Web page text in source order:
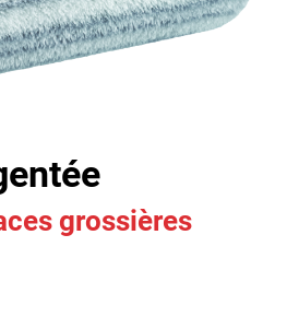
grossières